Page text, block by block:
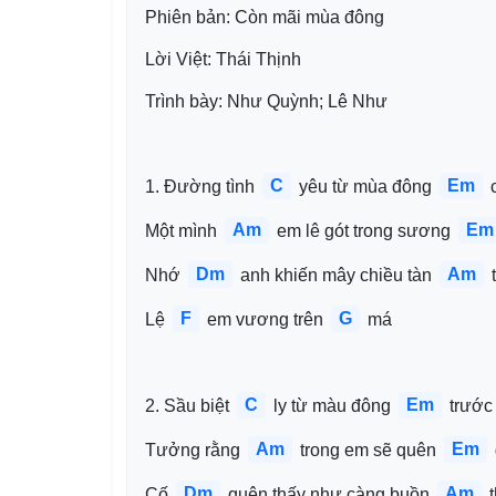
Phiên bản: Còn mãi mùa đông
Lời Việt: Thái Thịnh
Trình bày: Như Quỳnh; Lê Như
1. Đường tình C yêu từ mùa đông Em
Một mình Am em lê gót trong sương Em
Nhớ Dm anh khiến mây chiều tàn Am
Lệ F em vương trên G má
2. Sầu biệt C ly từ màu đông Em trước
Tưởng rằng Am trong em sẽ quên Em